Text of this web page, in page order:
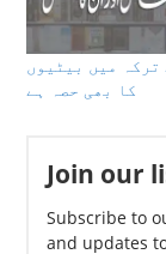
ترکہ میں بیٹیوں
کا بھی حصہ ہے
Join our
Subscribe to
and updates